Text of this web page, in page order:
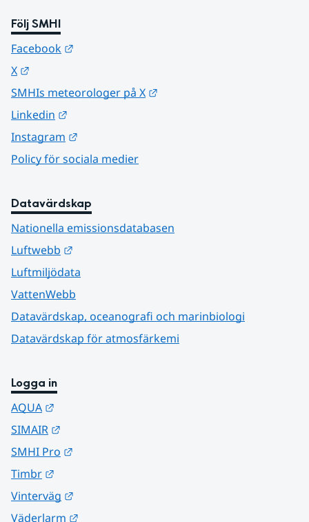
Följ SMHI
Facebook
X
SMHIs meteorologer på X
Linkedin
Instagram
Policy för sociala medier
Datavärdskap
Nationella emissionsdatabasen
Luftwebb
Luftmiljödata
VattenWebb
Datavärdskap, oceanografi och marinbiologi
Datavärdskap för atmosfärkemi
Logga in
AQUA
SIMAIR
SMHI Pro
Timbr
Vinterväg
Väderlarm